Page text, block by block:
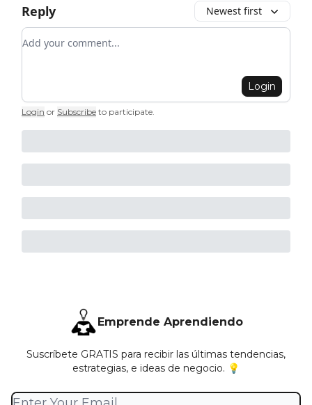
Reply Newest first
Add your comment
Login
Login or Subscribe to participate
Emprende Aprendiendo
Suscríbete GRATIS para recibir las últimas tendencias,
estrategias, e ideas de negocio. 💡